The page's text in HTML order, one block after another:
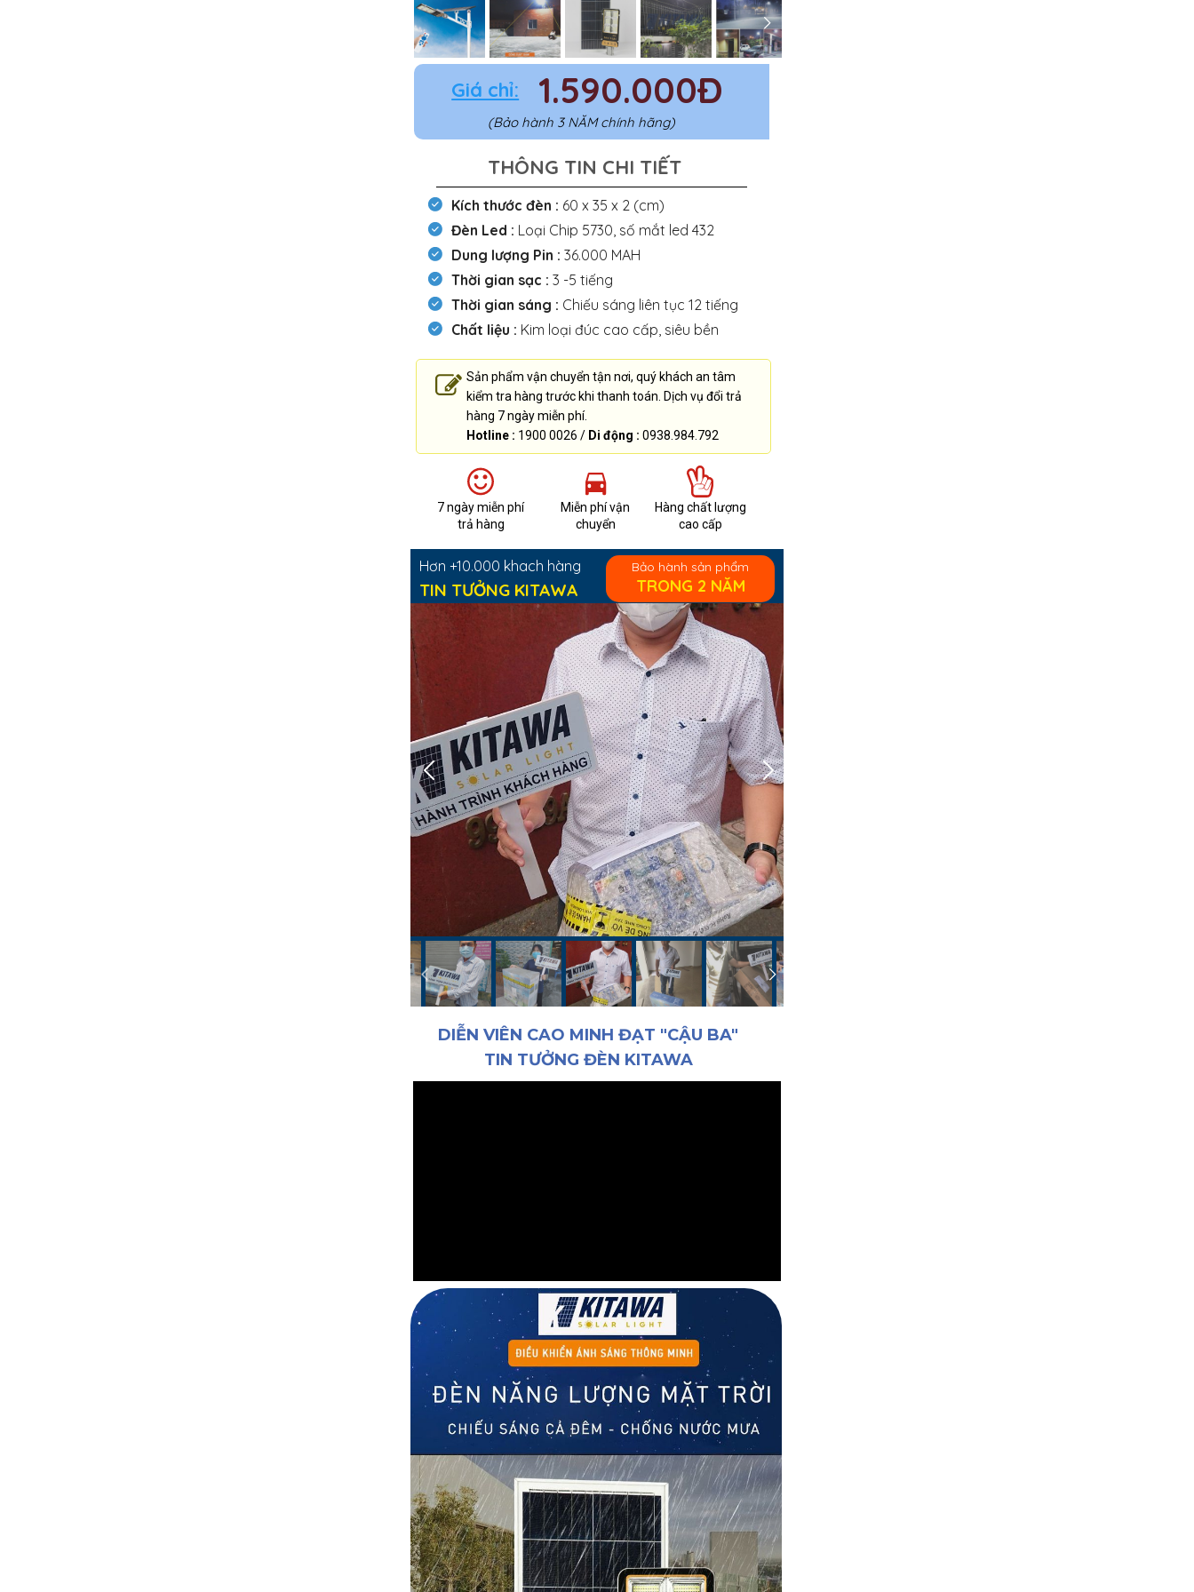
Giá chỉ: 1.590.000Đ
(Bảo hành 3 NĂM chính hãng)
Kích thước đèn : 60 x 35 x 2 (cm)
Đèn Led : Loại Chip 5730, số mắt led 432
Dung lượng Pin : 36.000 MAH
Thời gian sạc : 3 -5 tiếng
Thời gian sáng : Chiếu sáng liên tục 12 tiếng
Chất liệu : Kim loại đúc cao cấp, siêu bền
Sản phẩm vận chuyển tận nơi, quý khách an tâm
kiểm tra hàng trước khi thanh toán. Dịch vụ đổi trả
hàng 7 ngày miễn phí.
Hotline : 1900 0026 / Di động :0938.984.792
7 ngày miễn phí
trả hàng
Hàng chất lượng
cao cấp
Miễn phí vận
chuyển
THÔNG TIN CHI TIẾT
Hơn +10.000 khach hàng
TIN TƯỞNG KITAWA
Bảo hành sản phẩm
TRONG 2 NĂM
DIỄN VIÊN CAO MINH ĐẠT "CẬU BA"
TIN TƯỞNG ĐÈN KITAWA